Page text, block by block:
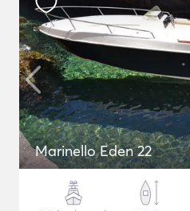
Marinello Eden 22